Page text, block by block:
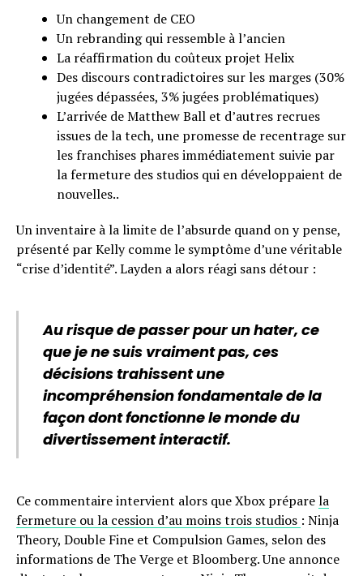
Un changement de CEO
Un rebranding qui ressemble à l’ancien
La réaffirmation du coûteux projet Helix
Des discours contradictoires sur les marges (30%
jugées dépassées, 3% jugées problématiques)
L’arrivée de Matthew Ball et d’autres recrues
issues de la tech, une promesse de recentrage sur
les franchises phares immédiatement suivie par
la fermeture des studios qui en développaient de
nouvelles..
Un inventaire à la limite de l’absurde quand on y pense,
présenté par Kelly comme le symptôme d’une véritable
“crise d’identité”. Layden a alors réagi sans détour :
Au risque de passer pour un hater, ce
que je ne suis vraiment pas, ces
décisions trahissent une
incompréhension fondamentale de la
façon dont fonctionne le monde du
divertissement interactif.
Ce commentaire intervient alors que Xbox préparela
fermeture ou la cession d’au moins trois studios : Ninja
Theory, Double Fine et Compulsion Games, selon des
informations de The Verge et Bloomberg. Une annonce